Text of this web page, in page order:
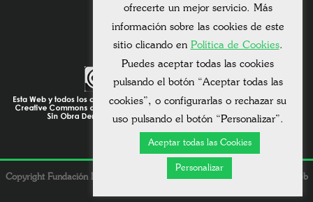
Copyright Fundación Dolores González Vda. Bigourdan © 2026. - Una web
ofrecerte un mejor servicio. Más
información sobre las cookies de este
sitio clicando en Política de Cookies.
Puedes aceptar todas las cookies
pulsando el botón “Aceptar todas las
cookies”, o configurarlas o rechazar su
uso pulsando el botón “Personalizar”.
Aceptar todas las Cookies
Personalizar